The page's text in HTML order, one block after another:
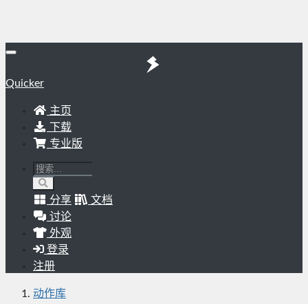
Quicker
主页
下载
专业版
分享
文档
讨论
外观
登录
注册
动作库